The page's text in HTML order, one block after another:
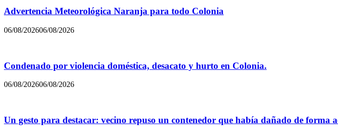
Advertencia Meteorológica Naranja para todo Colonia
06/08/202606/08/2026
Condenado por violencia doméstica, desacato y hurto en Colonia.
06/08/202606/08/2026
Un gesto para destacar: vecino repuso un contenedor que había dañado de forma